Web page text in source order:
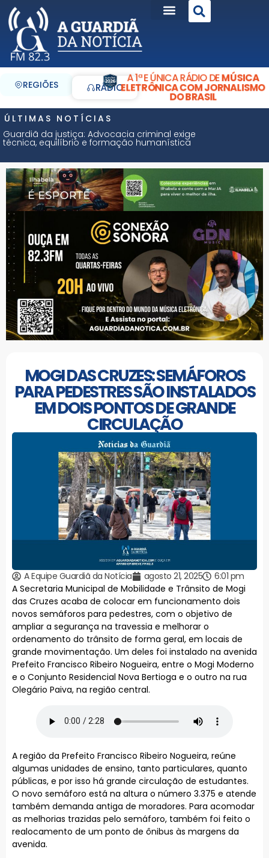
REGIÕES RÁDIO
A 1ª E ÚNICA RÁDIO DEMÚSICA
ELETRÔNICA COM JORNALISMO
DO BRASIL
ÚLTIMAS NOTÍCIAS
Guardiã da justiça: Advocacia criminal exige
técnica, equilíbrio e formação humanística
MOGI DAS CRUZES: SEMÁFOROS
PARA PEDESTRES SÃO INSTALADOS
EM DOIS PONTOS DE GRANDE
CIRCULAÇÃO
A Equipe Guardiã da Notícia agosto 21, 2025
6:01 pm
A Secretaria Municipal de Mobilidade e Trânsito de Mogi
das Cruzes acaba de colocar em funcionamento dois
novos semáforos para pedestres, com o objetivo de
ampliar a segurança na travessia e melhorar o
ordenamento do trânsito de forma geral, em locais de
grande movimentação. Um deles foi instalado na avenida
Prefeito Francisco Ribeiro Nogueira, entre o Mogi Moderno
e o Conjunto Residencial Nova Bertioga e o outro na rua
Olegário Paiva, na região central.
A região da Prefeito Francisco Ribeiro Nogueira, reúne
algumas unidades de ensino, tanto particulares, quanto
públicas, e por isso há grande circulação de estudantes.
O novo semáforo está na altura o número 3.375 e atende
também demanda antiga de moradores. Para acomodar
as melhorias trazidas pelo semáforo, também foi feito o
realocamento de um ponto de ônibus às margens da
avenida.